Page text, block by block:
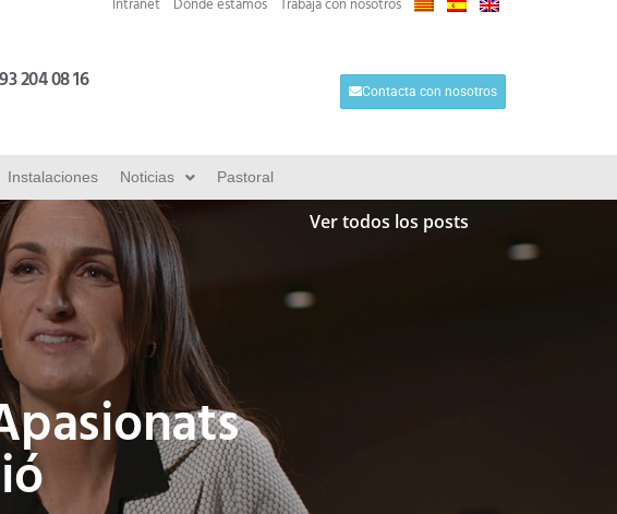
Intranet Dónde estamos Trabaja con nosotros
93 204 08 16 Contacta con nosotros
Instalaciones Noticias Pastoral
Ver todos los posts